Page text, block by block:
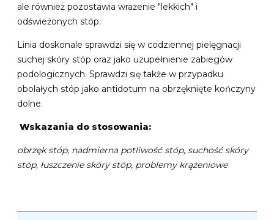
ale również pozostawia wrażenie "lekkich" i
odświeżonych stóp.
Linia doskonale sprawdzi się w codziennej pielęgnacji
suchej skóry stóp oraz jako uzupełnienie zabiegów
podologicznych. Sprawdzi się także w przypadku
obolałych stóp jako antidotum na obrzęknięte kończyny
dolne.
Wskazania do stosowania:
obrzęk stóp, nadmierna potliwość stóp, suchość skóry
stóp, łuszczenie skóry stóp, problemy krążeniowe